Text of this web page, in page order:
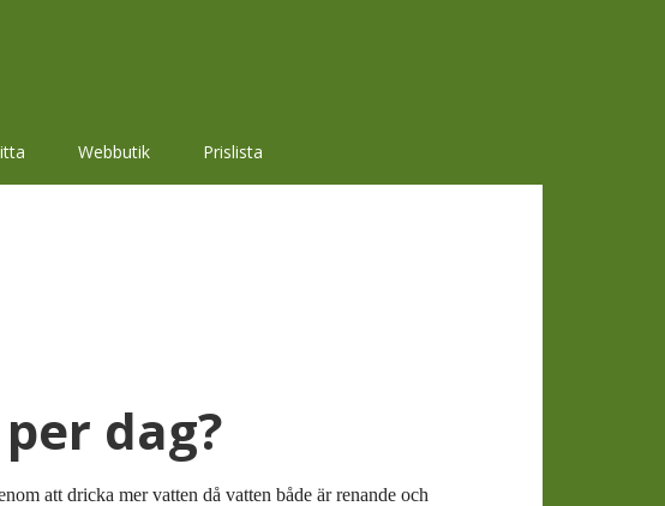
Webbutik Prislista
dag?
att dricka mer vatten då vatten både är renande och